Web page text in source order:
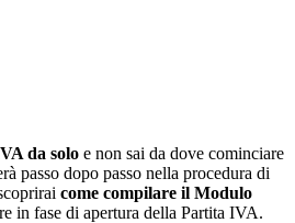
da solo e non sai da dove cominciare
passo dopo passo nella procedura di
come compilare il Modulo
in fase di apertura della Partita IVA.